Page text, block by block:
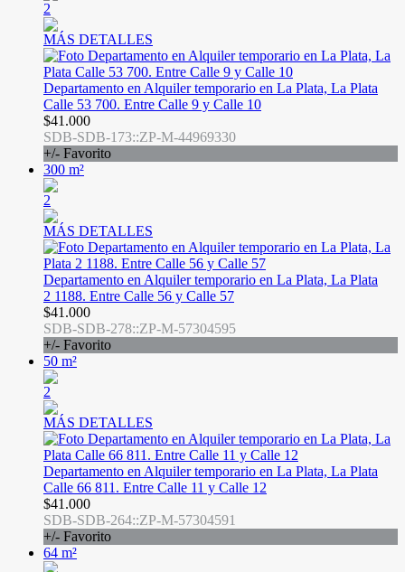
2
MÁS DETALLES
Departamento en Alquiler temporario en La Plata, La Plata
Calle 53 700. Entre Calle 9 y Calle 10
$41.000
SDB-SDB-173::ZP-M-44969330
+/- Favorito
300 m²
2
MÁS DETALLES
Departamento en Alquiler temporario en La Plata, La Plata
2 1188. Entre Calle 56 y Calle 57
$41.000
SDB-SDB-278::ZP-M-57304595
+/- Favorito
50 m²
2
MÁS DETALLES
Departamento en Alquiler temporario en La Plata, La Plata
Calle 66 811. Entre Calle 11 y Calle 12
$41.000
SDB-SDB-264::ZP-M-57304591
+/- Favorito
64 m²